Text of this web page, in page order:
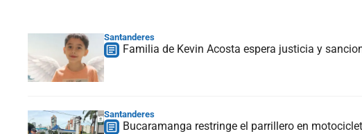
Santanderes
Familia de Kevin Acosta espera justicia y
Santanderes
Bucaramanga restringe el parrillero en